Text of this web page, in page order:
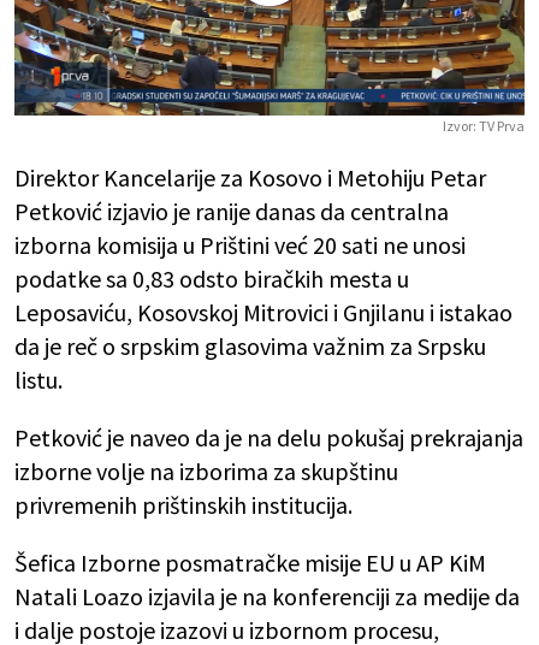
Play
Izvor: TV Prva
Direktor Kancelarije za Kosovo i Metohiju Petar
Petković izjavio je ranije danas da centralna
izborna komisija u Prištini već 20 sati ne unosi
podatke sa 0,83 odsto biračkih mesta u
Leposaviću, Kosovskoj Mitrovici i Gnjilanu i istakao
da je reč o srpskim glasovima važnim za Srpsku
listu.
Petković je naveo da je na delu pokušaj prekrajanja
izborne volje na izborima za skupštinu
privremenih prištinskih institucija.
Šefica Izborne posmatračke misije EU u AP KiM
Natali Loazo izjavila je na konferenciji za medije da
i dalje postoje izazovi u izbornom procesu,